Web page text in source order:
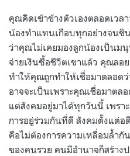
คุณคิดเข้าข้างตัวเองตลอดเวล
น้องทำแทนเกือบทุกอย่างจนชิ
ว่าคุณไม่เคยมองลูกน้องเป็นม
จ่ายเงินซื้อชีวิตเขาแล้ว คุณลอ
ทำให้คุณถูกทำให้เชื่อมาตลอด
อาจจะเป็นเพราะคุณเชื่อมาต
แต่สังคมอยู่มาได้ทุกวันนี้ เพรา
การอยู่ร่วมกันที่ดี สังคมตั้งแต่
คือไม่ต้องการความเหลื่อมล้ำ
ของคนรวย คนมีอำนาจก็สร้าง